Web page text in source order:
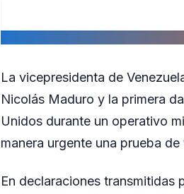
La vicepresidenta de
Nicolás Maduro y la primera
Unidos durante un operativo
manera urgente una prueba
En declaraciones transmitidas